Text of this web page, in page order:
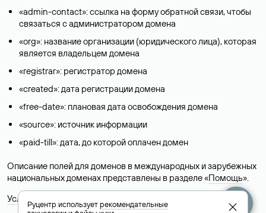
«admin-contact»: ссылка на форму обратной связи, чтобы
связаться с администратором домена
«org»: название организации (юридического лица), которая
является владельцем домена
«registrar»: регистратор домена
«created»: дата регистрации домена
«free-date»: плановая дата освобождения домена
«source»: источник информации
«paid-till»: дата, до которой оплачен домен
Описание полей для доменов в международных и зарубежных
национальных доменах представлены в разделе «Помощь».
Условия использования Whois-сервиса
Руцентр используетрекомендательные